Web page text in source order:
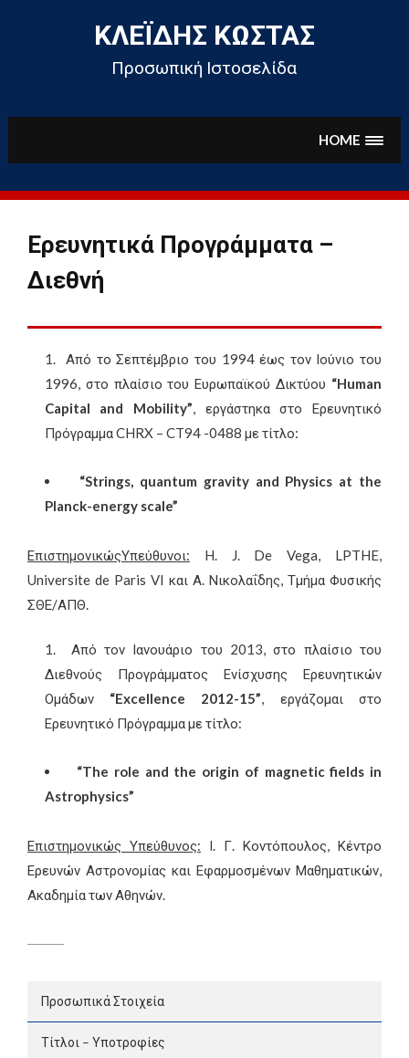
content
ΚΛΕΪ́ΔΗΣ ΚΏΣΤΑΣ
Προσωπική Ιστοσελίδα
HOME
Ερευνητικά Προγράμματα –
Διεθνή
Από το Σεπτέμβριο του 1994 έως τον Ιούνιο του
1996, στο πλαίσιο του Ευρωπαϊκού Δικτύου “Human
Capital
and Mobility”, εργάστηκα στο Ερευνητικό
Πρόγραμμα CHRX – CT94 -0488 με τίτλο:
“Strings, quantum gravity and Physics at the
Planck-energy scale”
ΕπιστημονικώςΥπεύθυνοι: H. J. De Vega, LPTHE,
Universite de Paris VI και Α. Νικολαΐδης, Τμήμα Φυσικής
ΣΘΕ/ΑΠΘ.
Από τον Ιανουάριο του 2013, στο πλαίσιο του
Διεθνούς Προγράμματος Ενίσχυσης Ερευνητικών
Ομάδων “Excellence 2012-15”, εργάζομαι στο
Ερευνητικό Πρόγραμμα με τίτλο:
“The role and the origin of magnetic fields in
Astrophysics”
Επιστημονικώς Υπεύθυνος: Ι. Γ. Κοντόπουλος, Κέντρο
Ερευνών Αστρονομίας και Εφαρμοσμένων Μαθηματικών,
Ακαδημία των Αθηνών.
Προσωπικά Στοιχεία
Τίτλοι – Υποτροφίες